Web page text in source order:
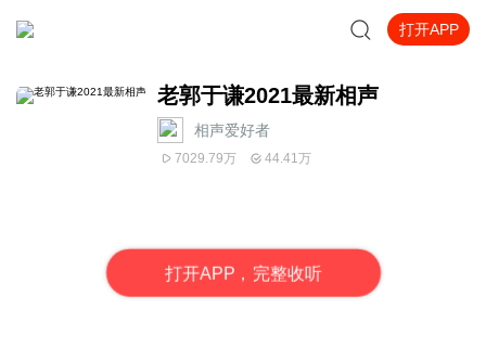
打开APP
老郭于谦2021最新相声
相声爱好者
7029.79万 44.41万
打开APP，完整收听